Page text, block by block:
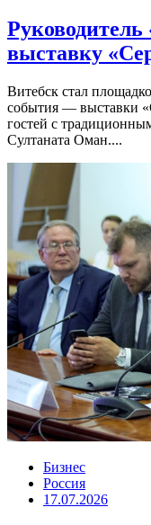
Руководитель
выставку
Витебск стал
события — выставки
гостей с
Султаната Оман....
Бизнес
Россия
17.07.2026